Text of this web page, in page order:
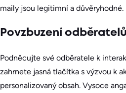
maily jsou legitimní a důvěryhodné.
Povzbuzení
Podněcujte své odběratele k
zahrnete jasná tlačítka s výzvou k
personalizovaný obsah. Vysoce